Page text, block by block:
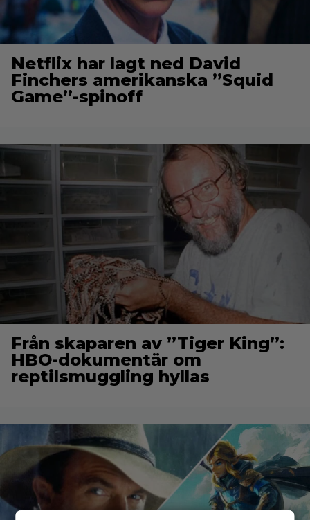
Netflix har lagt ned David
Finchers amerikanska ”Squid
Game”-spinoff
Från skaparen av ”Tiger King”:
HBO-dokumentär om
reptilsmuggling hyllas